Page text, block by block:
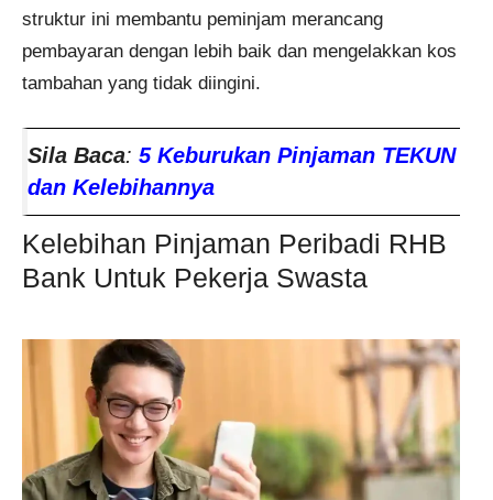
struktur ini membantu peminjam merancang
pembayaran dengan lebih baik dan mengelakkan kos
tambahan yang tidak diingini.
Sila Baca: 5 Keburukan Pinjaman TEKUN
dan Kelebihannya
Kelebihan Pinjaman Peribadi RHB
Bank Untuk Pekerja Swasta